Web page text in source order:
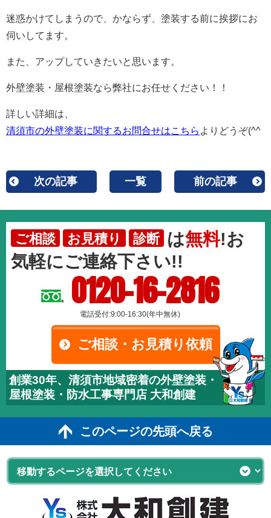
迷惑かけてしまうので、かならず、塗装する前に挨拶にお
伺いしてます。
また、アップしていきたいと思います。
外壁塗装・屋根塗装なら弊社にお任せください！！
詳しい詳細は、
清須市の外壁塗装に関するお問合せはこちら よりどうぞ(^^
次の記事 一覧 前の記事
ご相談 お見積り 診断 は無料!お
気軽にご連絡下さい!!
0120-16-2816
電話受付:9:00-16:30(年中無休)
ご相談・お見積り依頼
創業30年、清須市地域密着の外壁塗装・
屋根塗装・防水工事専門店 大和創建
このページの先頭へ戻る